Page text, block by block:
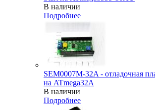
В наличии
Подробнее
SEM0007M-32A - отладочная
на ATmega32A
В наличии
Подробнее